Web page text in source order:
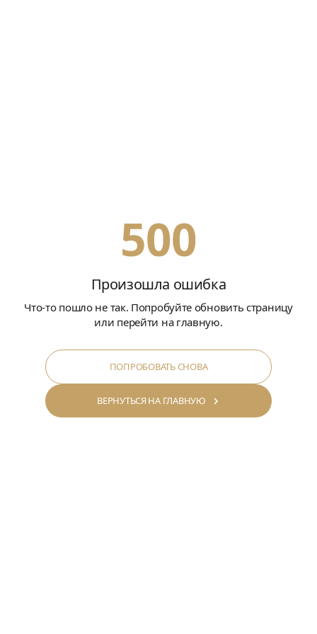
500
Произошла ошибка
Что-то пошло не так. Попробуйте обновить страницу
или перейти на главную.
ПОПРОБОВАТЬ СНОВА
ВЕРНУТЬСЯ НА ГЛАВНУЮ